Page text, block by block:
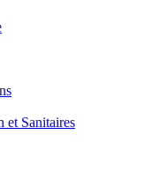
et Sanitaires